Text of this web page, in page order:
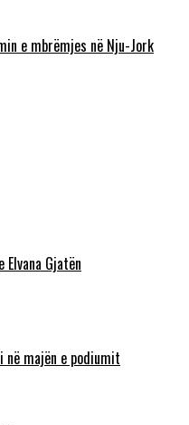
e mbrëmjes në Nju-Jork
Gjatën
majën e podiumit